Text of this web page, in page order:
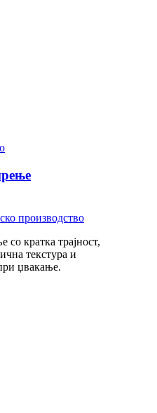
производство
кратка трајност,
текстура и
џвакање.